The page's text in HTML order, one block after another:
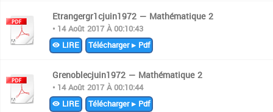
Etrangergr1cjuin1972 — Mathématique 2
• 14 Août 2017 À 00:10:43
LIRE Télécharger ▸ Pdf
Grenoblecjuin1972 — Mathématique 2
• 14 Août 2017 À 00:10:44
LIRE Télécharger ▸ Pdf